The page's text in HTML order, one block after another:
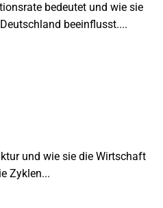
bedeutet und wie sie
beeinflusst....
und wie sie die Wirtschaft
Zyklen...